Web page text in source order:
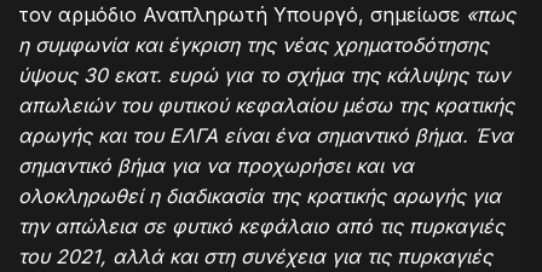
τον αρμόδιο Αναπληρωτή Υπουργό, σημείωσε «πως
η συμφωνία και έγκριση της νέας χρηματοδότησης
ύψους 30 εκατ. ευρώ για το σχήμα της κάλυψης των
απωλειών του φυτικού κεφαλαίου μέσω της κρατικής
αρωγής και του ΕΛΓΑ είναι ένα σημαντικό βήμα. Ένα
σημαντικό βήμα για να προχωρήσει και να
ολοκληρωθεί η διαδικασία της κρατικής αρωγής για
την απώλεια σε φυτικό κεφάλαιο από τις πυρκαγιές
του 2021, αλλά και στη συνέχεια για τις πυρκαγιές